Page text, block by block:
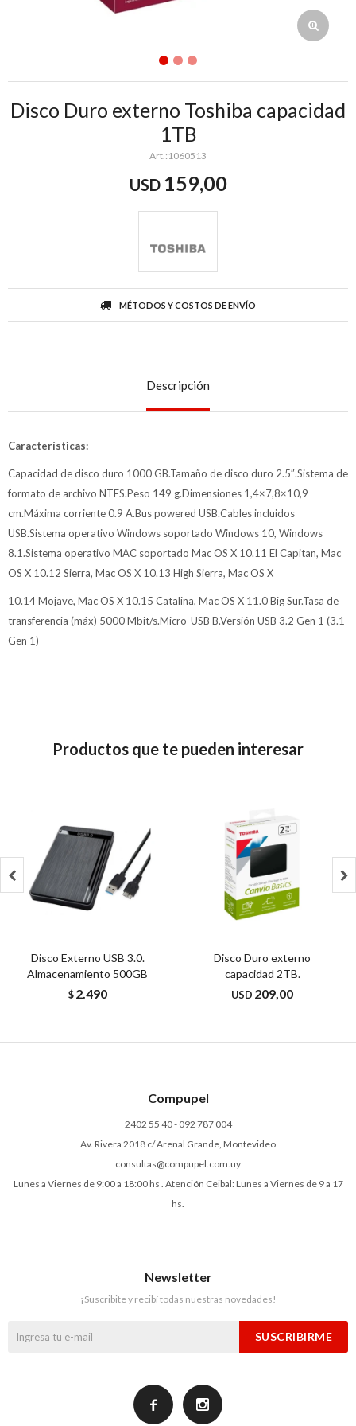
Disco Duro externo Toshiba capacidad
1TB
1060513
USD 159,00
MÉTODOS Y COSTOS DE ENVÍO
Descripción
Características:
Capacidad de disco duro 1000 GB.Tamaño de disco duro 2.5″.Sistema de
formato de archivo NTFS.Peso 149 g.Dimensiones 1,4×7,8×10,9
cm.Máxima corriente 0.9 A.Bus powered USB.Cables incluidos
USB.Sistema operativo Windows soportado Windows 10, Windows
8.1.Sistema operativo MAC soportado Mac OS X 10.11 El Capitan, Mac
OS X 10.12 Sierra, Mac OS X 10.13 High Sierra, Mac OS X
10.14 Mojave, Mac OS X 10.15 Catalina, Mac OS X 11.0 Big Sur.Tasa de
transferencia (máx) 5000 Mbit/s.Micro-USB B.Versión USB 3.2 Gen 1 (3.1
Gen 1)
Productos que te pueden interesar
Disco Externo USB 3.0.
Almacenamiento 500GB
$ 2.490
Disco Duro externo
capacidad 2TB.
USD 209,00
 
Compupel
2402 55 40 - 092 787 004
Av. Rivera 2018 c/ Arenal Grande, Montevideo
consultas@compupel.com.uy
Lunes a Viernes de 9:00 a 18:00 hs . Atención Ceibal: Lunes a Viernes de 9 a 17
hs.
Newsletter
¡Suscribite y recibí todas nuestras novedades!
SUSCRIBIRME
 